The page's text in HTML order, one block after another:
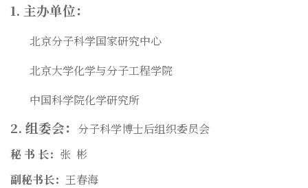
1. 主办单位：
北京分子科学国家研究中心
北京大学化学与分子工程学院
中国科学院化学研究所
2. 组委会： 分子科学博士后组织委员会
秘 书 长： 张 彬
副秘书长： 王春海